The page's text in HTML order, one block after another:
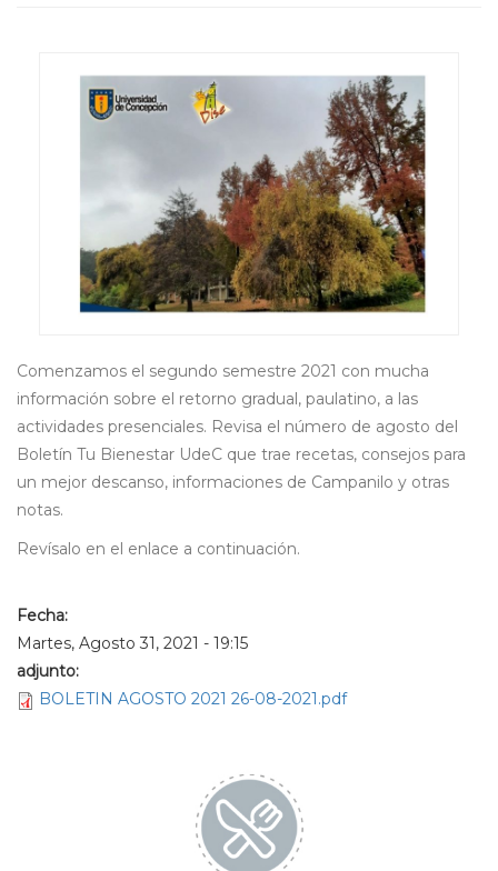
Comenzamos el segundo semestre 2021 con mucha
información sobre el retorno gradual, paulatino, a las
actividades presenciales. Revisa el número de agosto del
Boletín Tu Bienestar UdeC que trae recetas, consejos para
un mejor descanso, informaciones de Campanilo y otras
notas.
Revísalo en el enlace a continuación.
Fecha:
Martes, Agosto 31, 2021 - 19:15
adjunto:
BOLETIN AGOSTO 2021 26-08-2021.pdf